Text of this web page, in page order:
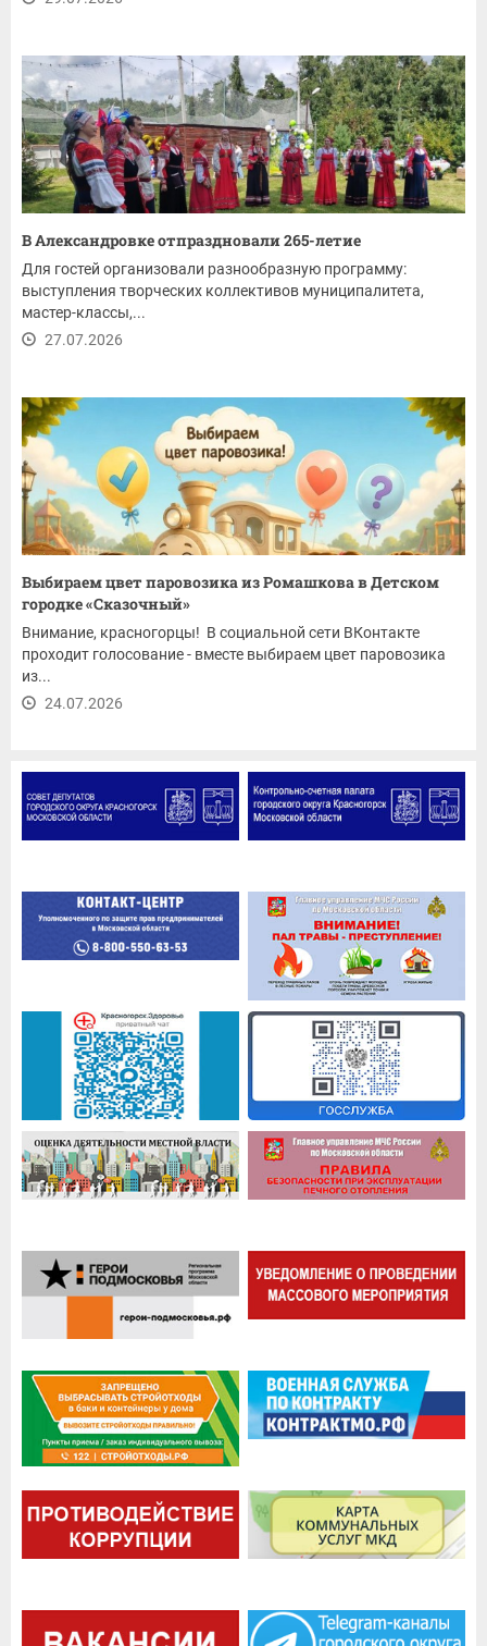
В Александровке отпраздновали 265-летие
Для гостей организовали разнообразную программу:
выступления творческих коллективов муниципалитета,
мастер-классы,...
27.07.2026
Выбираем цвет паровозика из Ромашкова в Детском
городке «Сказочный»
Внимание, красногорцы! В социальной сети ВКонтакте
проходит голосование - вместе выбираем цвет паровозика
из...
24.07.2026